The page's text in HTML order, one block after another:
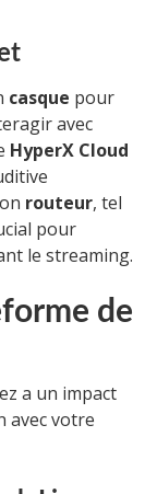
casque pour
avec
HyperX Cloud
routeur, tel
pour
le streaming.
de
a un impact
avec votre